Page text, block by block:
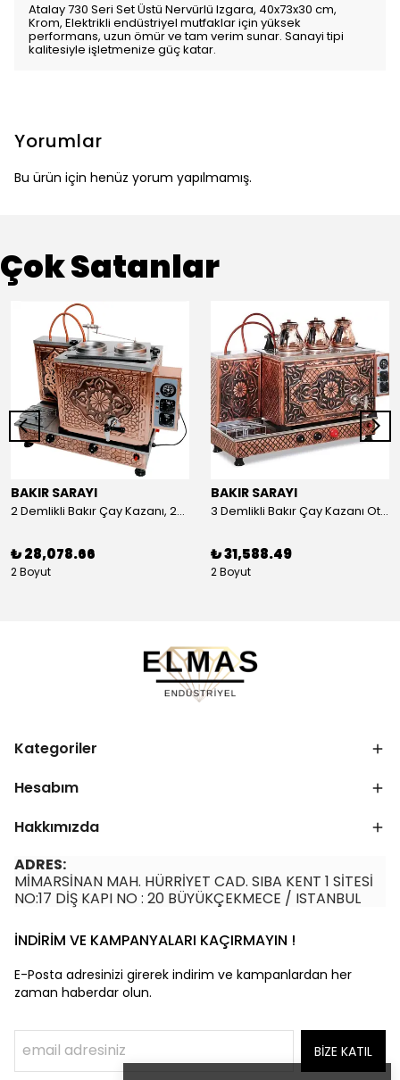
Atalay 730 Seri Set Üstü Nervürlü Izgara, 40x73x30 cm,
Krom, Elektrikli endüstriyel mutfaklar için yüksek
performans, uzun ömür ve tam verim sunar. Sanayi tipi
kalitesiyle işletmenize güç katar.
Yorumlar
Bu ürün için henüz yorum yapılmamış.
Çok Satanlar
BAKIR SARAYI
2 Demlikli Bakır Çay Kazanı, 25 Litre
₺ 28,078.66
2 Boyut
BAKIR SARAYI
3 Demlikli Bakır Çay Kazanı Otomatik, 30 Litre
₺ 31,588.49
2 Boyut
Kategoriler
Hesabım
Hakkımızda
ADRES:
MİMARSİNAN MAH. HÜRRİYET CAD. SIBA KENT 1 SİTESİ
NO:17 DİŞ KAPI NO : 20 BÜYÜKÇEKMECE / ISTANBUL
İNDİRİM VE KAMPANYALARI KAÇIRMAYIN !
E-Posta adresinizi girerek indirim ve kampanlardan her
zaman haberdar olun.
BİZE KATIL